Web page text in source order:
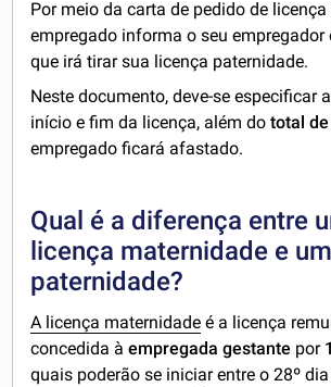
Por meio da carta de pedido de
empregado informa o seu empregador
que irá tirar sua licença paternidade.
Neste documento, deve-se especificar
início e fim da licença, além dototal
empregado ficará afastado.
Qual é a diferença entre
licença maternidade e
paternidade?
A licença maternidade é a licença
concedida à empregada gestante por
quais poderão se iniciar entre o 28º